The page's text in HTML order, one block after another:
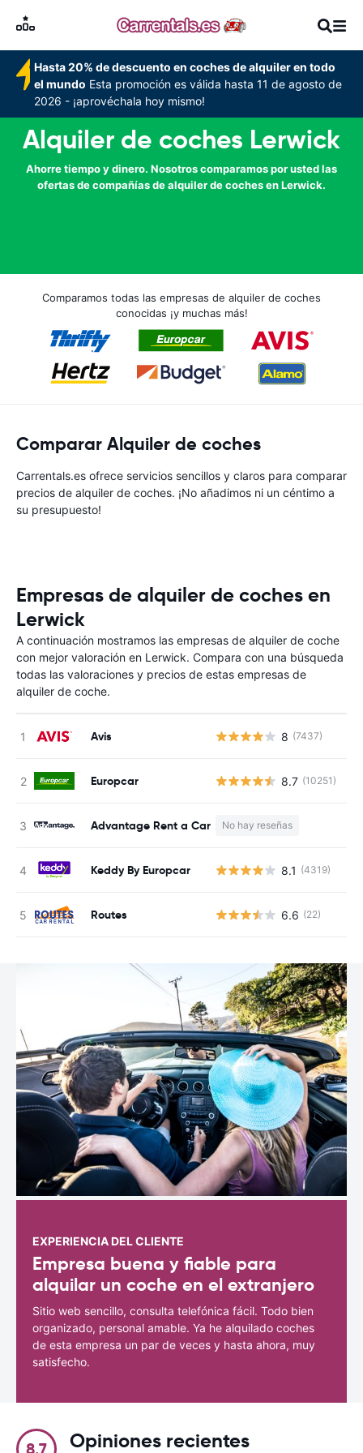
Hasta 20% de descuento en coches de alquiler en todo
el mundo Esta promoción es válida hasta 11 de agosto de
2026 - ¡aprovéchala hoy mismo!
Alquiler de coches Lerwick
Ahorre tiempo y dinero. Nosotros comparamos por usted las
ofertas de compañías de alquiler de coches en Lerwick.
Comparamos todas las empresas de alquiler de coches
conocidas ¡y muchas más!
Comparar Alquiler de coches
Carrentals.es ofrece servicios sencillos y claros para comparar
precios de alquiler de coches. ¡No añadimos ni un céntimo a
su presupuesto!
Empresas de alquiler de coches en
Lerwick
A continuación mostramos las empresas de alquiler de coche
con mejor valoración en Lerwick. Compara con una búsqueda
todas las valoraciones y precios de estas empresas de
alquiler de coche.
Avis 8 (7437)
Europcar 8.7 (10251)
Advantage Rent a Car No hay reseñas
Keddy By Europcar 8.1 (4319)
Routes 6.6 (22)
EXPERIENCIA DEL CLIENTE
Empresa buena y fiable para
alquilar un coche en el extranjero
Sitio web sencillo, consulta telefónica fácil. Todo bien
organizado, personal amable. Ya he alquilado coches
de esta empresa un par de veces y hasta ahora, muy
satisfecho.
Opiniones recientes